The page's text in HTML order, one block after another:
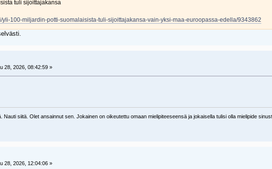
tuli sijoittajakansa
yli-100-miljardin-potti-suomalaisista-tuli-sijoittajakansa-vain-yksi-maa-euroopassa-edella/9343862
28, 2026, 08:42:59 »
Nauti siitä. Olet ansainnut sen. Jokainen on oikeutettu omaan mielipiteeseensä ja jokaisella tulisi olla mielipide
28, 2026, 12:04:06 »